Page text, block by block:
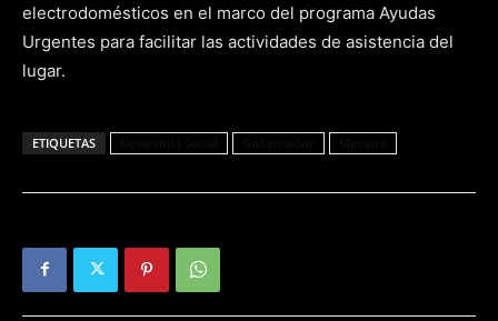
electrodomésticos en el marco del programa Ayudas
Urgentes para facilitar las actividades de asistencia del
lugar.
ETIQUETAS